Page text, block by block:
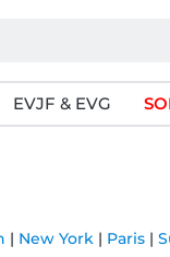
EVJF & EVG
| New York | Paris |